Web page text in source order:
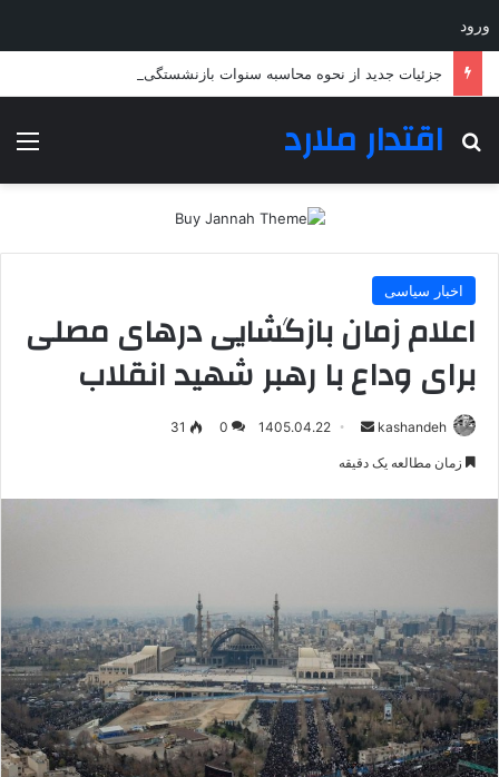
ورود
اقتدار ملارد
جستجو برای
اخبار سیاسی
اعلام زمان بازگشایی درهای مصلی
برای وداع با رهبر شهید انقلاب
kashandeh
ارسال1405.04.22
0
31
زمان مطالعه یک دقیقه